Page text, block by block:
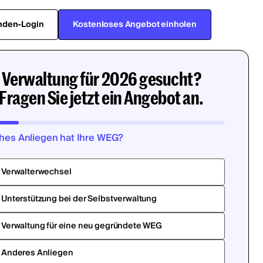
Login Kostenloses Angebot einholen
Verwaltung für 2026 gesucht?
Fragen Sie jetzt ein Angebot an.
Anliegen hat Ihre WEG?
Verwalterwechsel
Unterstützung bei der Selbstverwaltung
Verwaltung für eine neu gegründete WEG
Anderes Anliegen